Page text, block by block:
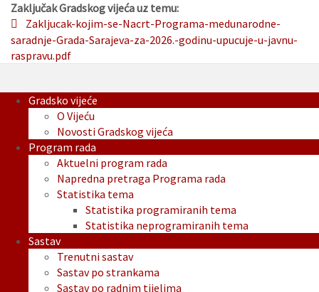
Zaključak Gradskog vijeća uz temu:
Zakljucak-kojim-se-Nacrt-Programa-medunarodne-
saradnje-Grada-Sarajeva-za-2026.-godinu-upucuje-u-javnu-
raspravu.pdf
Gradsko vijeće
O Vijeću
Novosti Gradskog vijeća
Program rada
Aktuelni program rada
Napredna pretraga Programa rada
Statistika tema
Statistika programiranih tema
Statistika neprogramiranih tema
Sastav
Trenutni sastav
Sastav po strankama
Sastav po radnim tijelima